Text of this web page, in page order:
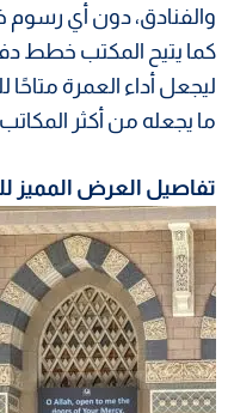
والفنادق، دون أي رسوم
كما يتيح المكتب خطط
ليجعل أداء العمرة
ما يجعله من أكثر
تفاصيل العرض المميز